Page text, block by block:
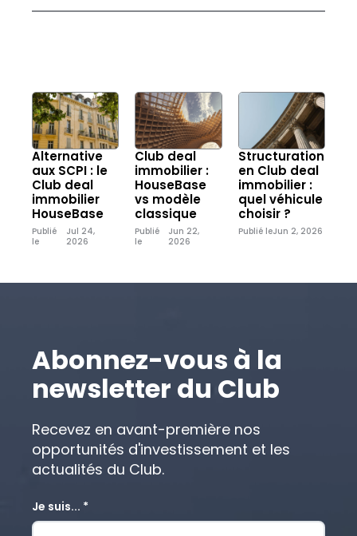
Alternative
aux SCPI : le
Club deal
immobilier
HouseBase
Publié
le
Jul 24,
2026
Club deal
immobilier :
HouseBase
vs modèle
classique
Publié
le
Jun 22,
2026
Structuration
en Club deal
immobilier :
quel véhicule
choisir ?
Publié leJun 2, 2026
Abonnez-vous à la
newsletter du Club
Recevez en avant-première nos
opportunités d'investissement et les
actualités du Club.
Je suis... *